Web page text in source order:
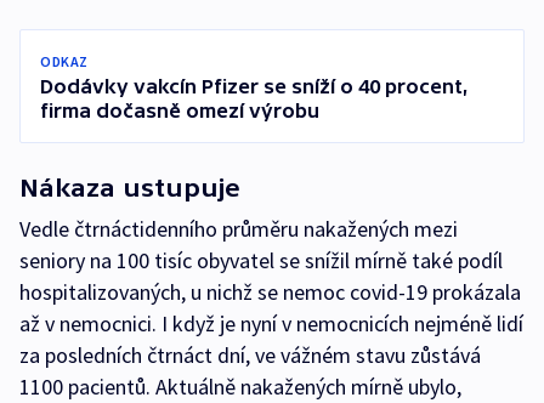
ODKAZ
Dodávky vakcín Pfizer se sníží o 40 procent,
firma dočasně omezí výrobu
Nákaza ustupuje
Vedle čtrnáctidenního průměru nakažených mezi
seniory na 100 tisíc obyvatel se snížil mírně také podíl
hospitalizovaných, u nichž se nemoc covid-19 prokázala
až v nemocnici. I když je nyní v nemocnicích nejméně lidí
za posledních čtrnáct dní, ve vážném stavu zůstává
1100 pacientů. Aktuálně nakažených mírně ubylo,